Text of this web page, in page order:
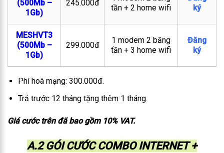
(500Mb –
1Gb)
245.000đ
tần + 2 home wifi
ký
MESHVT3
(500Mb –
1Gb)
299.000đ
1 modem 2 băng
tần + 3 home wifi
Đăng
ký
Phí hoà mạng: 300.000đ.
Trả trước 12 tháng tặng thêm 1 tháng.
Giá cước trên đã bao gồm 10% VAT.
A.2 GÓI CƯỚC COMBO INTERNET +